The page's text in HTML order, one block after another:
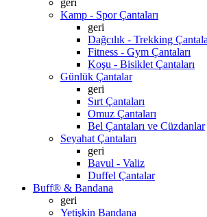
geri
Kamp - Spor Çantaları
geri
Dağcılık - Trekking
Fitness - Gym Çantaları
Koşu - Bisiklet Çantaları
Günlük Çantalar
geri
Sırt Çantaları
Omuz Çantaları
Bel Çantaları ve Cüzdanlar
Seyahat Çantaları
geri
Bavul - Valiz
Duffel Çantalar
Buff® & Bandana
geri
Yetişkin Bandana